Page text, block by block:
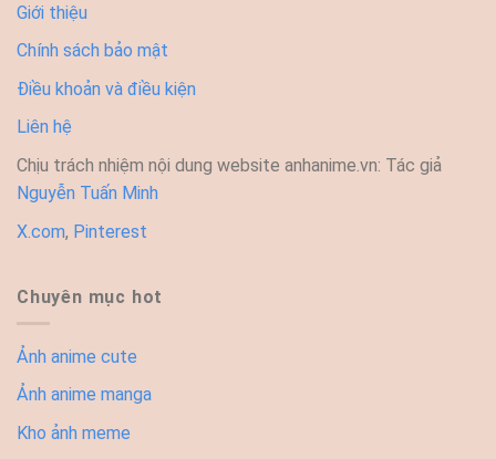
Giới thiệu
Chính sách bảo mật
Điều khoản và điều kiện
Liên hệ
Chịu trách nhiệm nội dung website anhanime.vn: Tác giả
Nguyễn Tuấn Minh
X.com, Pinterest
Chuyên mục hot
Ảnh anime cute
Ảnh anime manga
Kho ảnh meme